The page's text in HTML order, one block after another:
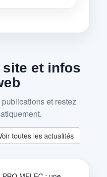
et infos
et restez
toutes les actualités